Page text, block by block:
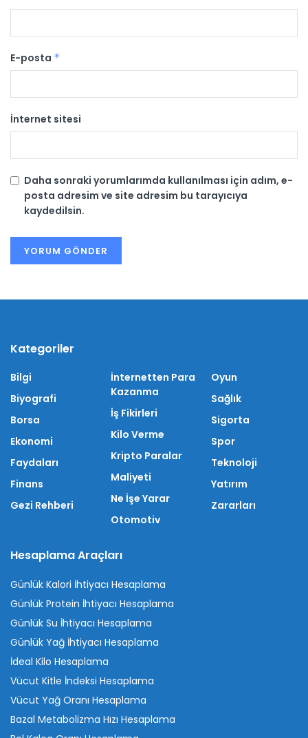
E-posta *
İnternet sitesi
Daha sonraki yorumlarımda kullanılması için adım, e-
posta adresim ve site adresim bu tarayıcıya
kaydedilsin.
Kategoriler
Bilgi
Biyografi
Borsa
Ekonomi
Faydaları
Finans
Gezi Rehberi
İnternetten Para
Kazanma
İş Fikirleri
Kilo Verme
Kripto Paralar
Maliyeti
Ne İşe Yarar
Otomotiv
Oyun
Sağlık
Sigorta
Spor
Teknoloji
Yatırım
Zararları
Hesaplama Araçları
Günlük Kalori İhtiyacı Hesaplama
Günlük Protein İhtiyacı Hesaplama
Günlük Su İhtiyacı Hesaplama
Günlük Yağ İhtiyacı Hesaplama
İdeal Kilo Hesaplama
Vücut Kitle İndeksi Hesaplama
Vücut Yağ Oranı Hesaplama
Bazal Metabolizma Hızı Hesaplama